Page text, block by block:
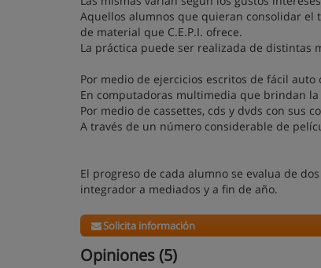
Aquellos alumnos que quieran consolidar el
de material que C.E.P.I. ofrece.
La práctica puede ser realizada de distintas
Por medio de ejercicios escritos de fácil auto
En computadoras multimedia que brindan
Por medio de cassettes, cds y dvds con sus
A través de un número considerable de
El progreso de cada alumno se evalua de
integrador a mediados y a fin de año.
Solicita información
Opiniones (5)